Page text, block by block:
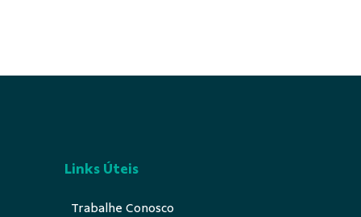
Links Úteis
Trabalhe Conosco